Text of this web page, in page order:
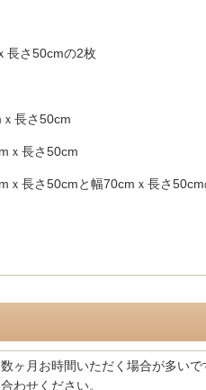
長さ50cmの2枚
長さ50cm
ｘ長さ50cm
ｘ長さ50cmと幅70cmｘ長さ50cm
ヶ月お時間いただく場合が多い
わせください。